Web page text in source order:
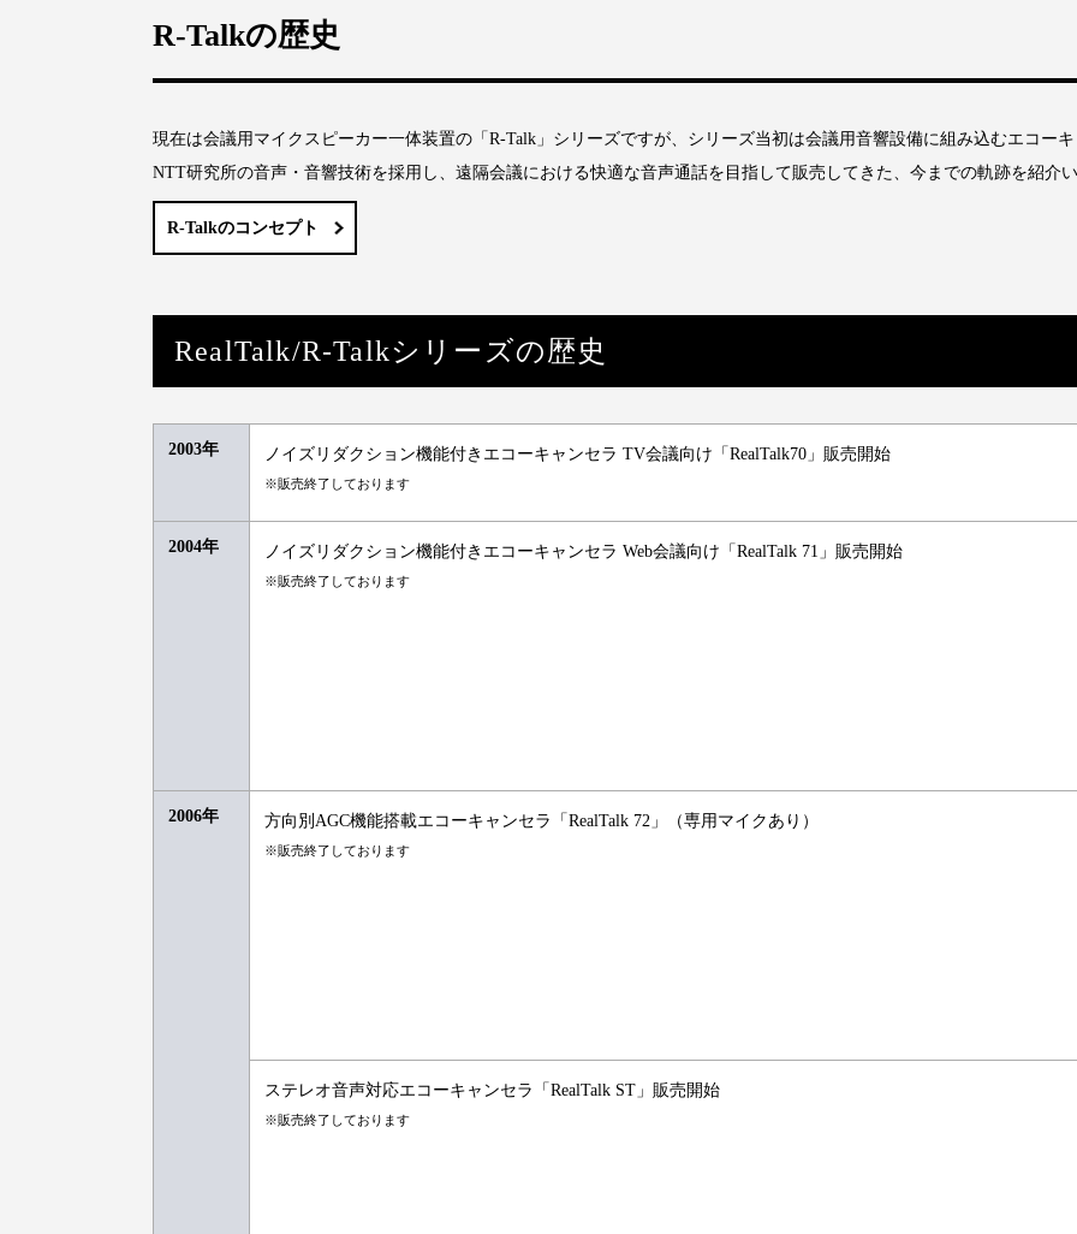
R-Talkの歴史
現在は会議用マイクスピーカー一体装置の「R-Talk」シリーズですが、シリーズ当初は会議用音響設備に組み込むエコー
NTT研究所の音声・音響技術を採用し、遠隔会議における快適な音声通話を目指して販売してきた、今までの軌跡を紹介
R-Talkのコンセプト
RealTalk/R-Talkシリーズの歴史
2003年 ノイズリダクション機能付きエコーキャンセラ TV会議向け「RealTalk70」販売開始
※販売終了しております
2004年 ノイズリダクション機能付きエコーキャンセラ Web会議向け「RealTalk 71」販売開始
※販売終了しております
2006年 方向別AGC機能搭載エコーキャンセラ「RealTalk 72」（専用マイクあり）
※販売終了しております
ステレオ音声対応エコーキャンセラ「RealTalk ST」販売開始
※販売終了しております